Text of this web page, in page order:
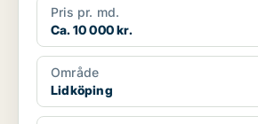
Pris pr. md.
Ca. 10 000 kr.
Område
Lidköping